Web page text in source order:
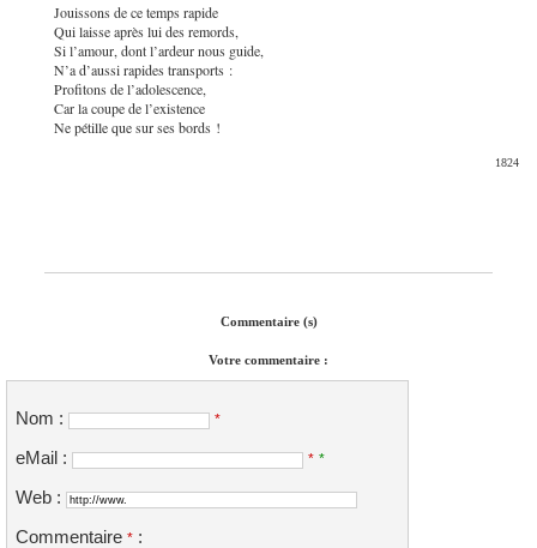
Jouissons de ce temps rapide
Qui laisse après lui des remords,
Si l’amour, dont l’ardeur nous guide,
N’a d’aussi rapides transports :
Profitons de l’adolescence,
Car la coupe de l’existence
Ne pétille que sur ses bords !
1824
Commentaire (s)
Votre commentaire :
Nom : *
eMail : * *
Web :
Commentaire * :